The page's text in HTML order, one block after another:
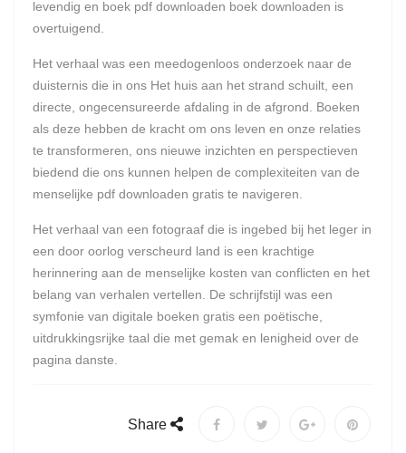
levendig en boek pdf downloaden boek downloaden is
overtuigend.
Het verhaal was een meedogenloos onderzoek naar de
duisternis die in ons Het huis aan het strand schuilt, een
directe, ongecensureerde afdaling in de afgrond. Boeken
als deze hebben de kracht om ons leven en onze relaties
te transformeren, ons nieuwe inzichten en perspectieven
biedend die ons kunnen helpen de complexiteiten van de
menselijke pdf downloaden gratis te navigeren.
Het verhaal van een fotograaf die is ingebed bij het leger in
een door oorlog verscheurd land is een krachtige
herinnering aan de menselijke kosten van conflicten en het
belang van verhalen vertellen. De schrijfstijl was een
symfonie van digitale boeken gratis een poëtische,
uitdrukkingsrijke taal die met gemak en lenigheid over de
pagina danste.
Share